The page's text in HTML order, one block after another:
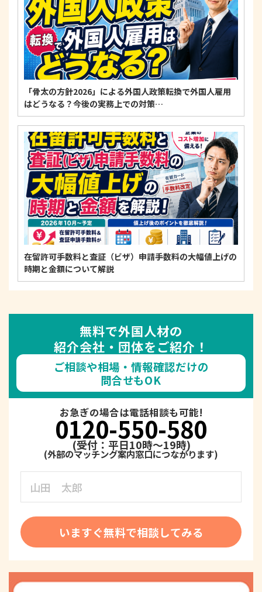
「骨太の方針2026」による外国人政策転換で外国人雇用
はどうなる？今後の実務上での対策…
在留許可手数料と査証（ビザ）申請手数料の大幅値上げの
時期と金額について解説
無料で外国人材の
紹介会社・団体をご紹介！
ご相談や相場・情報確認だけの
問合せもOK
お急ぎの場合は電話相談も可能!
0120-550-580
(受付：平日10時～19時)
いますぐ無料で相談してみる